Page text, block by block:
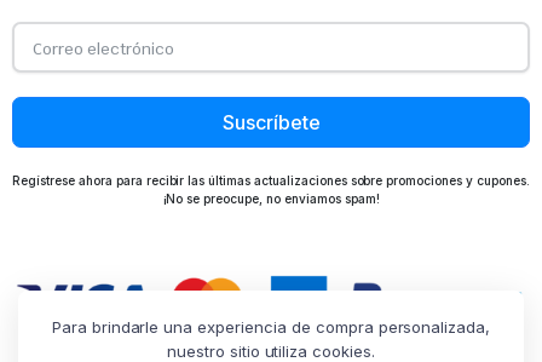
Suscríbete
Regístrese ahora para recibir las últimas actualizaciones sobre promociones y cupones.
¡No se preocupe, no enviamos spam!
Para brindarle una experiencia de compra personalizada,
nuestro sitio utiliza cookies.